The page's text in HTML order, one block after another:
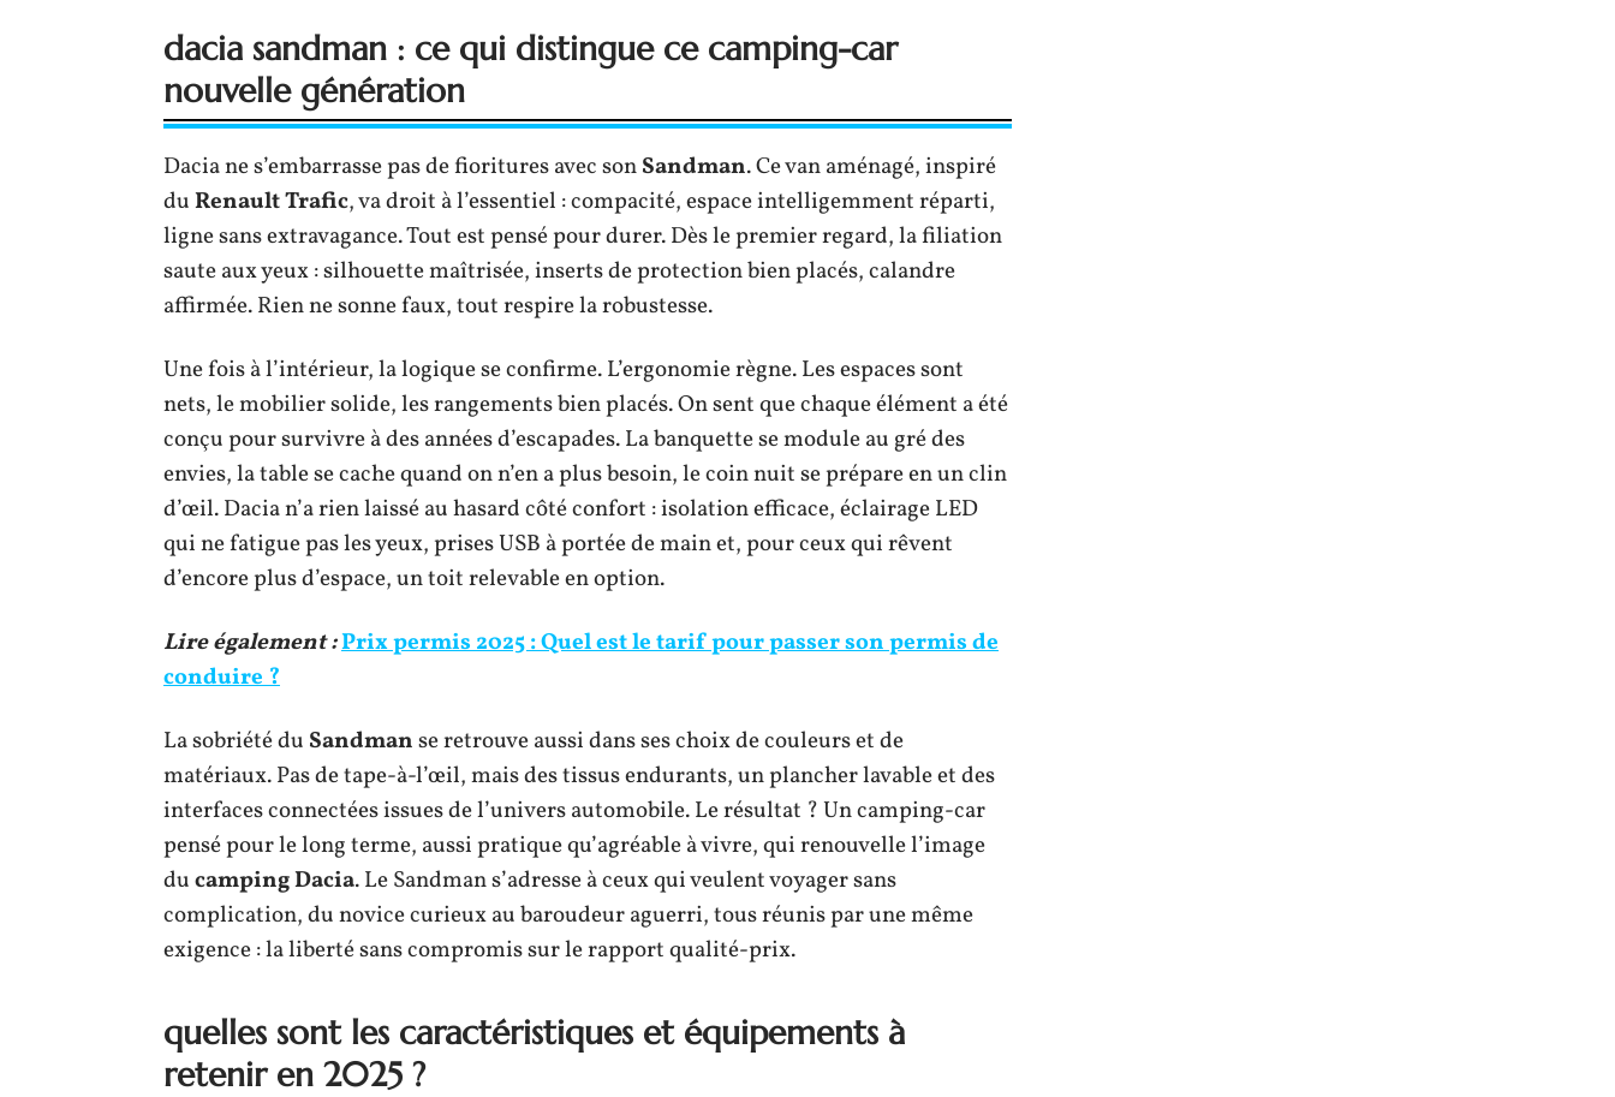
dacia sandman : ce qui distingue ce camping-car
nouvelle génération
Dacia ne s’embarrasse pas de fioritures avec sonSandman. Ce van aménagé, inspiré
duRenault Trafic, va droit à l’essentiel : compacité, espace intelligemment réparti,
ligne sans extravagance. Tout est pensé pour durer. Dès le premier regard, la filiation
saute aux yeux : silhouette maîtrisée, inserts de protection bien placés, calandre
affirmée. Rien ne sonne faux, tout respire la robustesse.
Une fois à l’intérieur, la logique se confirme. L’ergonomie règne. Les espaces sont
nets, le mobilier solide, les rangements bien placés. On sent que chaque élément a été
conçu pour survivre à des années d’escapades. La banquette se module au gré des
envies, la table se cache quand on n’en a plus besoin, le coin nuit se prépare en un clin
d’œil. Dacia n’a rien laissé au hasard côté confort : isolation efficace, éclairage LED
qui ne fatigue pas les yeux, prises USB à portée de main et, pour ceux qui rêvent
d’encore plus d’espace, un toit relevable en option.
Lire également :Prix permis 2025 : Quel est le tarif pour passer son permis de
conduire ?
La sobriété du Sandmanse retrouve aussi dans ses choix de couleurs et de
matériaux. Pas de tape-à-l’œil, mais des tissus endurants, un plancher lavable et des
interfaces connectées issues de l’univers automobile. Le résultat ? Un camping-car
pensé pour le long terme, aussi pratique qu’agréable à vivre, qui renouvelle l’image
ducamping Dacia. Le Sandman s’adresse à ceux qui veulent voyager sans
complication, du novice curieux au baroudeur aguerri, tous réunis par une même
exigence : la liberté sans compromis sur le rapport qualité-prix.
quelles sont les caractéristiques et équipements à
retenir en 2025 ?